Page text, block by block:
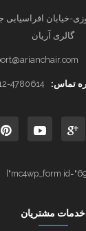
خیابان
گالری آریان
تماس: 4780614
خدمات مشتریان